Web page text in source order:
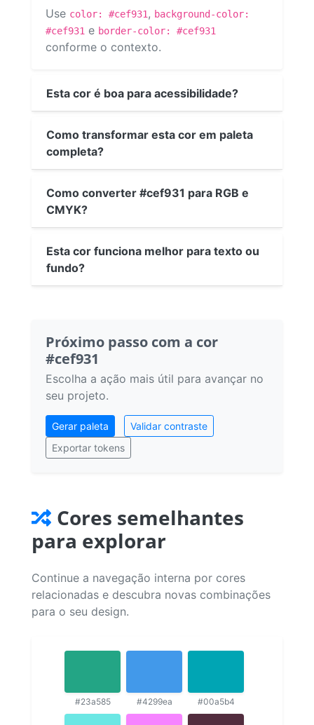
Use color: #cef931, background-color:
#cef931 e border-color: #cef931
conforme o contexto.
Esta cor é boa para acessibilidade?
Como transformar esta cor em paleta
completa?
Como converter #cef931 para RGB e
CMYK?
Esta cor funciona melhor para texto ou
fundo?
Próximo passo com a cor
#cef931
Escolha a ação mais útil para avançar no
seu projeto.
Gerar paleta
Validar contraste
Exportar tokens
Cores semelhantes
para explorar
Continue a navegação interna por cores
relacionadas e descubra novas combinações
para o seu design.
#23a585 #4299ea #00a5b4